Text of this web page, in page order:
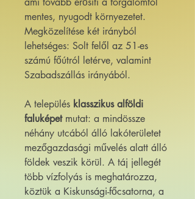
mentes, nyugodt környezetet.
Megközelítése két irányból
lehetséges: Solt felől az 51-es
számú főútról letérve, valamint
Szabadszállás irányából.
A település klasszikus alföldi
faluképetmutat: a mindössze
néhány utcából álló lakóterületet
mezőgazdasági művelés alatt álló
földek veszik körül. A táj jellegét
több vízfolyás is meghatározza,
köztük a Kiskunsági-főcsatorna, a